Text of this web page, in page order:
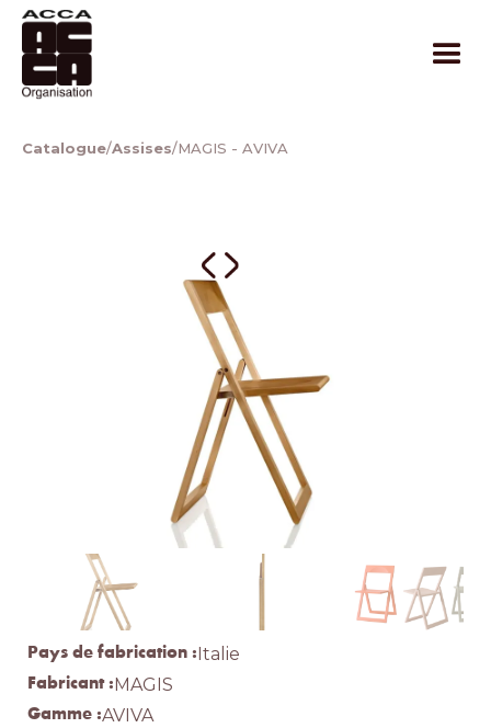
Catalogue/Assises/MAGIS - AVIVA
Pays de fabrication :Italie
Fabricant :MAGIS
Gamme :AVIVA